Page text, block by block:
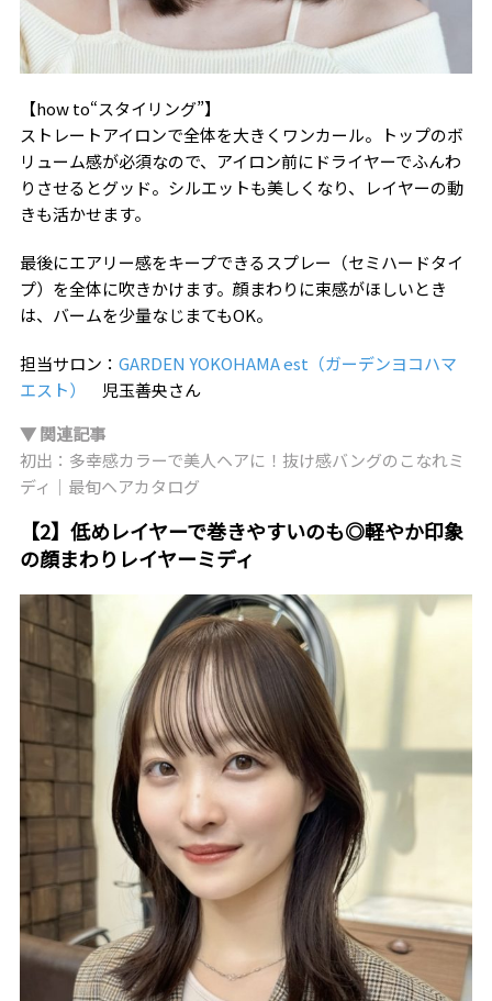
【how to“スタイリング”】
ストレートアイロンで全体を大きくワンカール。トップのボ
リューム感が必須なので、アイロン前にドライヤーでふんわ
りさせるとグッド。シルエットも美しくなり、レイヤーの動
きも活かせます。
最後にエアリー感をキープできるスプレー（セミハードタイ
プ）を全体に吹きかけます。顔まわりに束感がほしいとき
は、バームを少量なじまてもOK。
担当サロン： GARDEN YOKOHAMA est（ガーデンヨコハマ
エスト）
児玉善央さん
▼ 関連記事
初出：多幸感カラーで美人ヘアに！抜け感バングのこなれミ
ディ｜最旬ヘアカタログ
【2】低めレイヤーで巻きやすいのも◎軽やか印象
の顔まわりレイヤーミディ